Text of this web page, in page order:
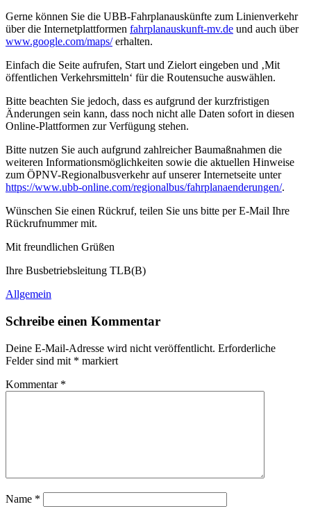
Gerne können Sie die UBB-Fahrplanauskünfte zum Linienverkehr
über die Internetplattformen fahrplanauskunft-mv.de und auch über
www.google.com/maps/erhalten.
Einfach die Seite aufrufen, Start und Zielort eingeben und ‚Mit
öffentlichen Verkehrsmitteln‘ für die Routensuche auswählen.
Bitte beachten Sie jedoch, dass es aufgrund der kurzfristigen
Änderungen sein kann, dass noch nicht alle Daten sofort in diesen
Online-Plattformen zur Verfügung stehen.
Bitte nutzen Sie auch aufgrund zahlreicher Baumaßnahmen die
weiteren Informationsmöglichkeiten sowie die aktuellen Hinweise
zum ÖPNV-Regionalbusverkehr auf unserer Internetseite unter
https://www.ubb-online.com/regionalbus/fahrplanaenderungen/.
Wünschen Sie einen Rückruf, teilen Sie uns bitte per E-Mail Ihre
Rückrufnummer mit.
Mit freundlichen Grüßen
Ihre Busbetriebsleitung TLB(B)
Allgemein
Schreibe einen Kommentar
Deine E-Mail-Adresse wird nicht veröffentlicht. Erforderliche
Felder sind mit * markiert
Kommentar *
Name *